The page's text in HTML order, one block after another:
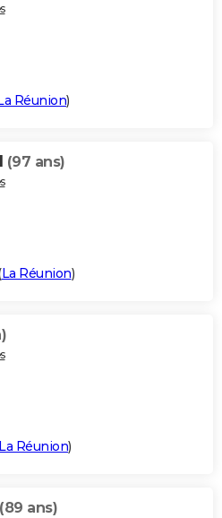
Réunion)
(97 ans)
La Réunion)
Réunion)
(89 ans)